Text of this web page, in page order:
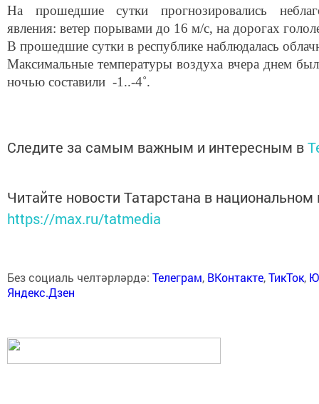
На прошедшие сутки прогнозировались
явления: ветер порывами до 16 м/с, на дорогах
В прошедшие сутки в республике наблюдалась
Максимальные температуры воздуха вчера днем
ночью составили -1..-4˚.
Следите за самым важным и интересным в
Читайте новости Татарстана в
https://max.ru/tatmedia
Без социаль челтәрләрдә: Телеграм, ВКонтакте,ТикТок,
Яндекс.Дзен